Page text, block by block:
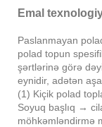
Emal
Paslanmayan
polad topun
şərtlərinə görə
eynidir, adətən
(1) Kiçik polad
Soyuq başlıq →
möhkəmləndirmə